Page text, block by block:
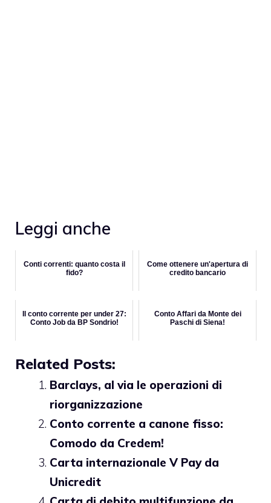
Leggi anche
Conti correnti: quanto costa il
fido?
Come ottenere un'apertura di
credito bancario
Il conto corrente per under 27:
Conto Job da BP Sondrio!
Conto Affari da Monte dei
Paschi di Siena!
Related Posts:
Barclays, al via le operazioni di
riorganizzazione
Conto corrente a canone fisso:
Comodo da Credem!
Carta internazionale V Pay da
Unicredit